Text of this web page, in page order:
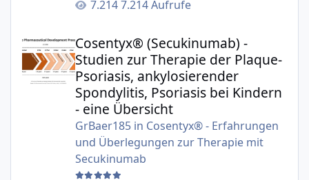
7.214 Aufrufe
Cosentyx® (Secukinumab) -
Studien zur Therapie der Plaque-
Psoriasis, ankylosierender
Spondylitis, Psoriasis bei Kindern
- eine Übersicht
GrBaer185in Cosentyx® - Erfahrungen
und Überlegungen zur Therapie mit
Secukinumab